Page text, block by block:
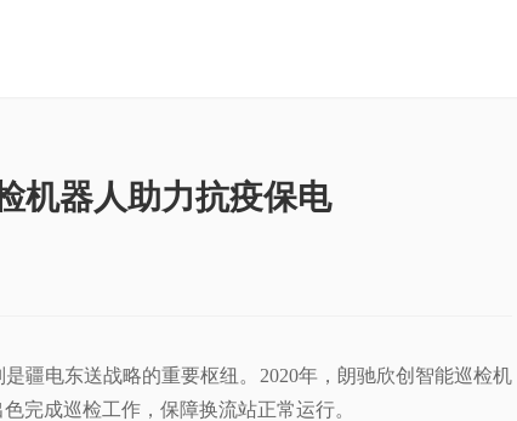
机器人助力抗疫保电
疆电东送战略的重要枢纽。2020年，朗驰欣创智能巡检机
完成巡检工作，保障换流站正常运行。